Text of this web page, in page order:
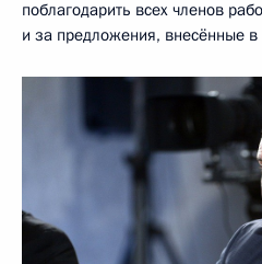
поблагодарить всех членов
и за предложения, внесённые